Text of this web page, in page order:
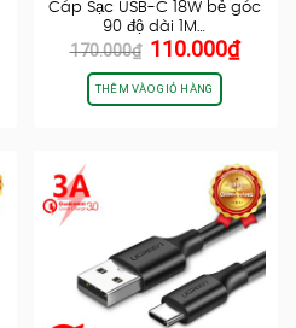
Cáp Sạc USB-C 18W bẻ góc
90 độ dài 1M…
170.000₫ Giá
gốc
là:
170.000₫.
110.000₫Giá
THÊM VÀO GIỎ HÀNG